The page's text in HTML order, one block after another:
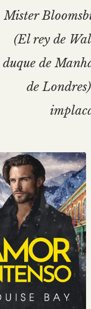
Mister
(El rey de
duque de
de